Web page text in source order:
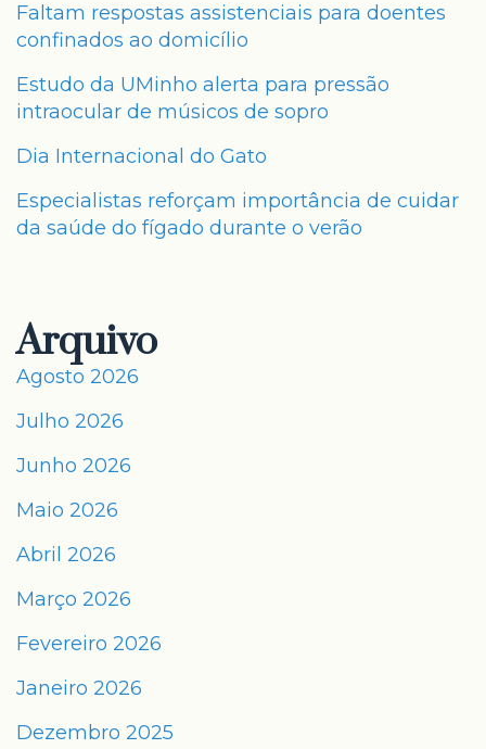
Faltam respostas assistenciais para doentes
confinados ao domicílio
Estudo da UMinho alerta para pressão
intraocular de músicos de sopro
Dia Internacional do Gato
Especialistas reforçam importância de cuidar
da saúde do fígado durante o verão
Arquivo
Agosto 2026
Julho 2026
Junho 2026
Maio 2026
Abril 2026
Março 2026
Fevereiro 2026
Janeiro 2026
Dezembro 2025